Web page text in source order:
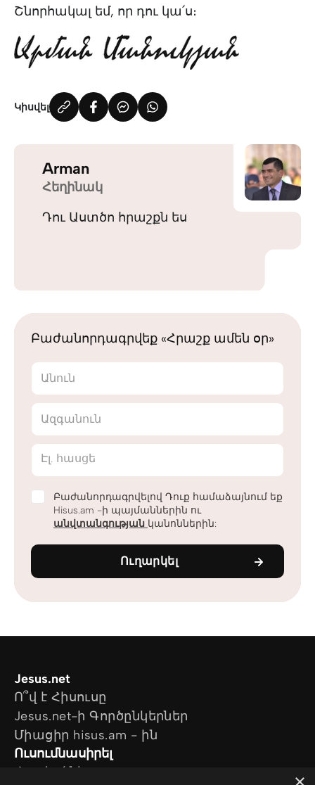
Շնորհակալ եմ, որ դու կա՛ս։
Կիսվել
Arman
Հեղինակ
Դու Աստծո հրաշքն ես
Բաժանորդագրվեք «Հրաշք ամեն օր»
Անուն
Ազգանուն
Էլ. հասցե
Բաժանորդագրվելով Դուք համաձայնում եք
Hisus.am -ի պայմաններին ու
անվտանգության կանոններին:
Ուղարկել
Jesus.net
Ո՞վ է Հիսուսը
Jesus.net-ի Գործընկերներ
Միացիր hisus.am - ին
Ուսումնասիրել
Հոդվածներ